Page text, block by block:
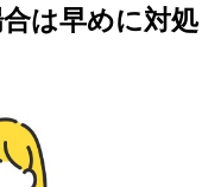
は早めに対処